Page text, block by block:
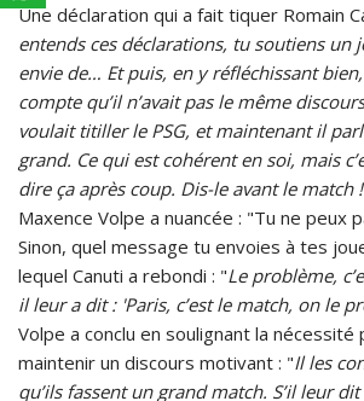
Une déclaration qui a fait tiquer Romain
entends ces déclarations, tu soutiens un
envie de… Et puis, en y réfléchissant
compte qu’il n’avait pas le même
voulait titiller le PSG, et maintenant il
grand. Ce qui est cohérent en soi, mais
dire ça après coup. Dis-le avant le match
Maxence Volpe a nuancée : "Tu ne peux
Sinon, quel message tu envoies à tes
lequel Canuti a rebondi : "Le problème,
il leur a dit : 'Paris, c’est le match, on le
Volpe a conclu en soulignant la
maintenir un discours motivant : "Il les
qu’ils fassent un grand match. S’il leur dit